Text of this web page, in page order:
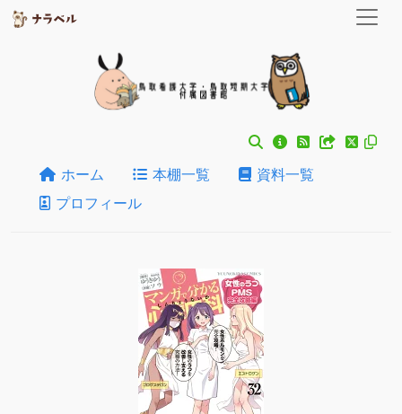
ホーム 本棚一覧
資料一覧
プロフィール